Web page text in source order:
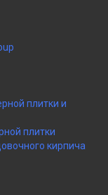
плитки и
плитки
кирпича